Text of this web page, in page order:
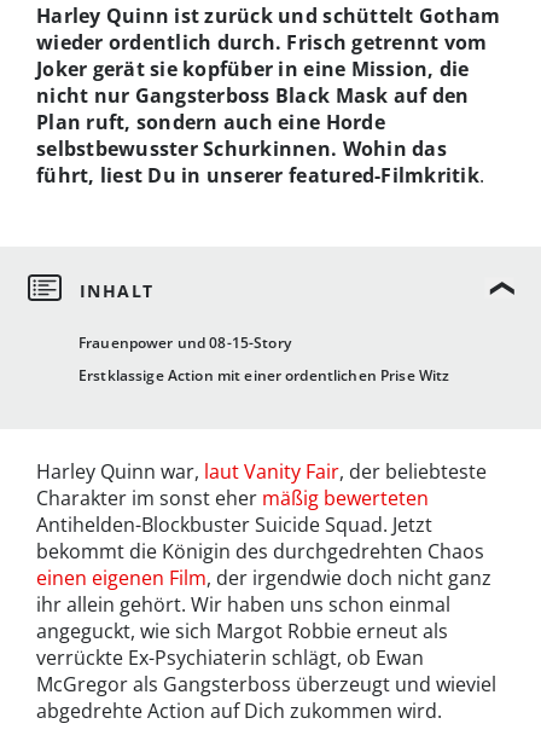
Frauenpower und 08-15-Story
Erstklassige Action mit einer ordentlichen Prise Witz
Harley Quinn ist zurück und schüttelt Gotham
wieder ordentlich durch. Frisch getrennt vom
Joker gerät sie kopfüber in eine Mission, die
nicht nur Gangsterboss Black Mask auf den
Plan ruft, sondern auch eine Horde
selbstbewusster Schurkinnen. Wohin das
führt, liest Du in unserer featured-Filmkritik.
Harley Quinn war, laut Vanity Fair, der beliebteste
Charakter im sonst eher mäßig bewerteten
Antihelden-Blockbuster Suicide Squad. Jetzt
bekommt die Königin des durchgedrehten Chaos
einen eigenen Film, der irgendwie doch nicht ganz
ihr allein gehört. Wir haben uns schon einmal
angeguckt, wie sich Margot Robbie erneut als
verrückte Ex-Psychiaterin schlägt, ob Ewan
McGregor als Gangsterboss überzeugt und wieviel
abgedrehte Action auf Dich zukommen wird.